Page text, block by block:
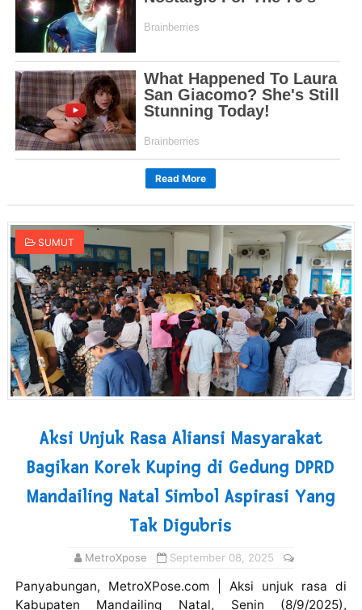
Read More
SUMUT
Aksi Unjuk Rasa Aliansi Masyarakat
Bagikan Korek Kuping di Gedung DPRD
Mandailing Natal Simbol Aspirasi Yang
Tak Digubris
MetroXpose September 08, 2025
Panyabungan, MetroXPose.com | Aksi unjuk rasa di
Kabupaten Mandailing Natal, Senin (8/9/2025),